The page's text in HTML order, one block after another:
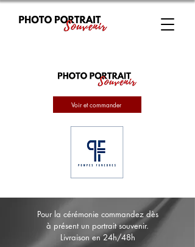
Voir et commander
Pour la cérémonie commandez dès
à présent un portrait souvenir.
Livraison en 24h/48h